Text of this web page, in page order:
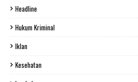
Headline
Hukum Kriminal
Iklan
Kesehatan